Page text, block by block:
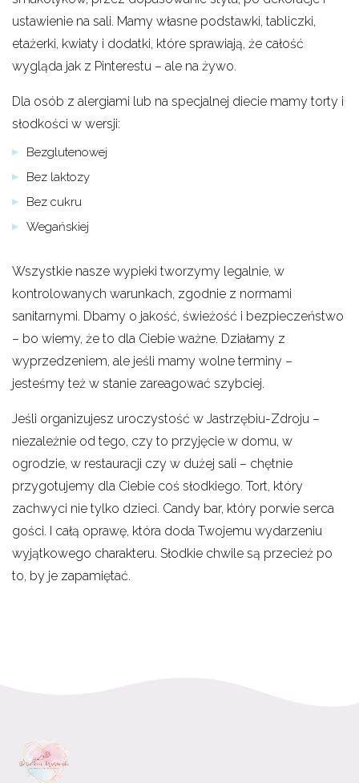
ustawienie na sali. Mamy własne podstawki, tabliczki,
etażerki, kwiaty i dodatki, które sprawiają, że całość
wygląda jak z Pinterestu – ale na żywo.
Dla osób z alergiami lub na specjalnej diecie mamy torty i
słodkości w wersji:
Bezglutenowej
Bez laktozy
Bez cukru
Wegańskiej
Wszystkie nasze wypieki tworzymy legalnie, w
kontrolowanych warunkach, zgodnie z normami
sanitarnymi. Dbamy o jakość, świeżość i bezpieczeństwo
– bo wiemy, że to dla Ciebie ważne. Działamy z
wyprzedzeniem, ale jeśli mamy wolne terminy –
jesteśmy też w stanie zareagować szybciej.
Jeśli organizujesz uroczystość w Jastrzębiu-Zdroju –
niezależnie od tego, czy to przyjęcie w domu, w
ogrodzie, w restauracji czy w dużej sali – chętnie
przygotujemy dla Ciebie coś słodkiego. Tort, który
zachwyci nie tylko dzieci. Candy bar, który porwie serca
gości. I całą oprawę, która doda Twojemu wydarzeniu
wyjątkowego charakteru. Słodkie chwile są przecież po
to, by je zapamiętać.